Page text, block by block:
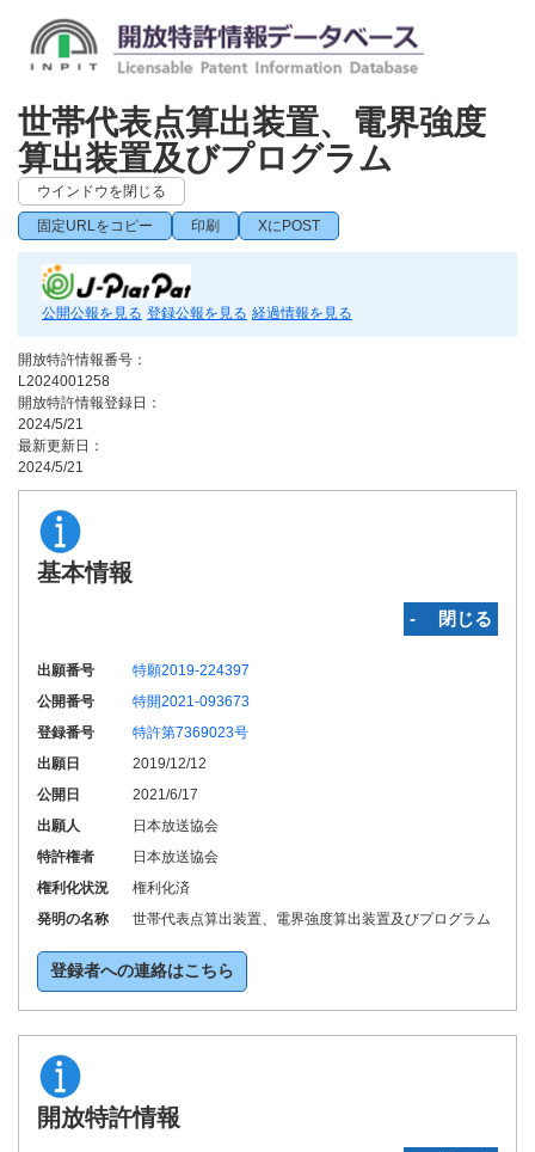
世帯代表点算出装置、電界強度
算出装置及びプログラム
ウインドウを閉じる
固定URLをコピー 印刷 XにPOST
公開公報を見る 登録公報を見る 経過情報を見る
開放特許情報番号：
L2024001258
開放特許情報登録日：
2024/5/21
最新更新日：
2024/5/21
基本情報
‐ 閉じる
出願番号
特願2019-224397
公開番号
特開2021-093673
登録番号
特許第7369023号
出願日
2019/12/12
公開日
2021/6/17
出願人
日本放送協会
特許権者
日本放送協会
権利化状況
権利化済
発明の名称
世帯代表点算出装置、電界強度算出装置及びプログラム
登録者への連絡はこちら
開放特許情報